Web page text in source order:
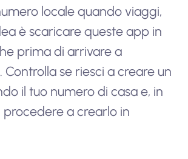
locale quando viaggi,
è scaricare queste app in
prima di arrivare a
Controlla se riesci a creare un
il tuo numero di casa e, in
procedere a crearlo in